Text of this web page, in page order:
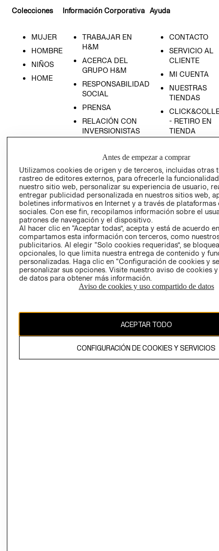
Colecciones
MUJER
HOMBRE
NIÑOS
HOME
Información Corporativa
TRABAJAR EN
H&M
ACERCA DEL
GRUPO H&M
RESPONSABILIDAD
SOCIAL
PRENSA
RELACIÓN CON
INVERSIONISTAS
EMPRESARIAL
Ayuda
CONTACTO
SERVICIO AL
CLIENTE
MI CUENTA
NUESTRAS
TIENDAS
- RETIRO EN
TIENDA
CONDICIONES
AVISO DE
PRIVACIDAD
GIFT CARD
AVISO DE
COOKIES
Chile ($)
El contenido de esta página web está protegido por copyright y es
propiedad de H&M Hennes & Mauritz AB.
Antes de empezar a comprar
Utilizamos cookies de origen y de terceros, incluidas otras
rastreo de editores externos, para ofrecerle la
nuestro sitio web, personalizar su experiencia de usuario,
entregar publicidad personalizada en nuestros sitios web,
boletines informativos en Internet y a través de plataformas
sociales. Con ese fin, recopilamos información sobre el
patrones de navegación y el dispositivo.
Al hacer clic en “Aceptar todas”, acepta y está de acuerdo
compartamos esta información con terceros, como
publicitarios. Al elegir “Solo cookies requeridas”, se
opcionales, lo que limita nuestra entrega de contenido y
personalizadas. Haga clic en “Configuración de cookies y
personalizar sus opciones. Visite nuestro aviso de cookies
de datos para obtener más información.
Aviso de cookies y uso compartido de datos
ACEPTAR TODO
CONFIGURACIÓN DE COOKIES Y SERVICIOS